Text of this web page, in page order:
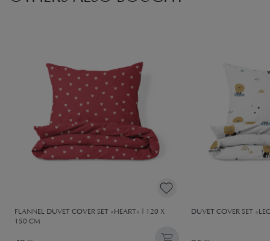
FLANNEL DUVET COVER SET «HEART» | 120 X
150 CM
DUVET COVER SET